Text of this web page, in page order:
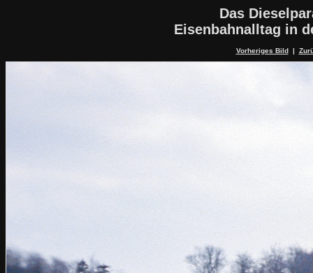
Das
Eisenbahnalltag in
Vorheriges Bild